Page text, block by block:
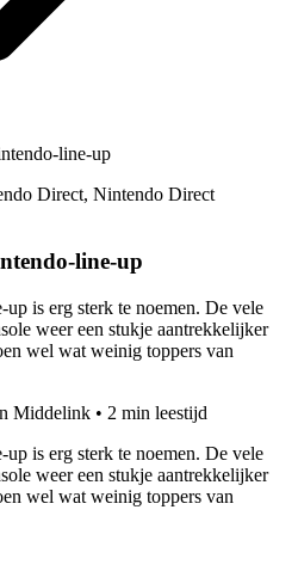
line-up
line-up
is erg sterk te noemen. De vele
weer een stukje aantrekkelijker
wel wat weinig toppers van
Middelink • 2 min leestijd
is erg sterk te noemen. De vele
weer een stukje aantrekkelijker
wel wat weinig toppers van